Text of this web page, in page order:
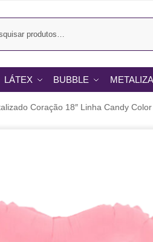
LÁTEX BUBBLE
Coração 18″ Linha Candy